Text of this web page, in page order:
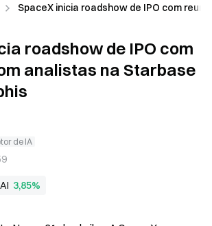
SpaceX inicia roadshow de IPO com
roadshow de IPO com
analistas na Starbase
de IA
3,85%